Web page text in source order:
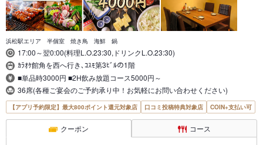
浜松駅エリア 半個室 焼き鳥 海鮮 鍋
17:00～翌0:00(料理L.O.23:30,ドリンクL.O.23:30)
ｶﾗｵｹ館角を西へ行き､ｺｽﾓ第3ﾋﾞﾙの1階
■単品時3000円 ■2H飲み放題コース5000円～
36席(各種ご宴会のご予約承り中！お気軽にお問い合わせください)
【アプリ予約限定】最大800ポイント還元対象店 口コミ投稿特典対象店 COIN+支払い可
クーポン コース